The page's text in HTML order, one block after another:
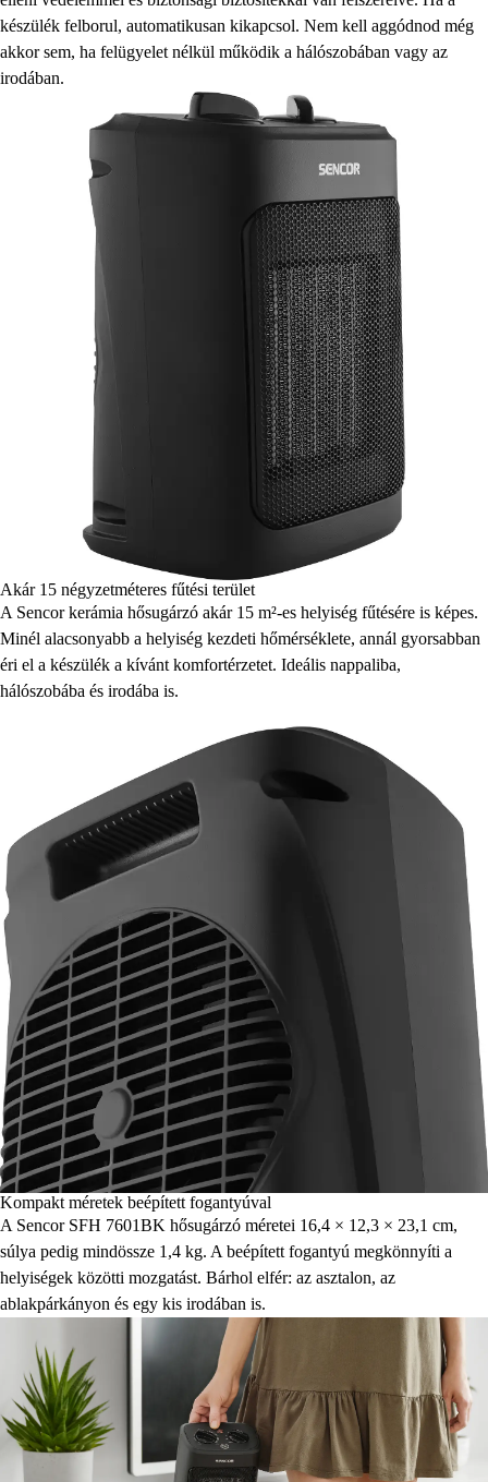
készülék felborul, automatikusan kikapcsol. Nem kell aggódnod még
akkor sem, ha felügyelet nélkül működik a hálószobában vagy az
irodában.
Akár 15 négyzetméteres fűtési terület
A Sencor kerámia hősugárzó akár 15 m²-es helyiség fűtésére is képes.
Minél alacsonyabb a helyiség kezdeti hőmérséklete, annál gyorsabban
éri el a készülék a kívánt komfortérzetet. Ideális nappaliba,
hálószobába és irodába is.
Kompakt méretek beépített fogantyúval
A Sencor SFH 7601BK hősugárzó méretei 16,4 × 12,3 × 23,1 cm,
súlya pedig mindössze 1,4 kg. A beépített fogantyú megkönnyíti a
helyiségek közötti mozgatást. Bárhol elfér: az asztalon, az
ablakpárkányon és egy kis irodában is.